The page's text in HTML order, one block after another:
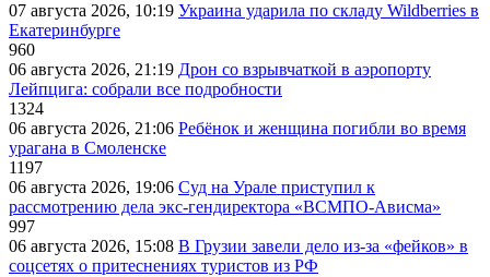
07 августа 2026, 10:19 Украина ударила по складу Wildberries в
Екатеринбурге
960
06 августа 2026, 21:19 Дрон со взрывчаткой в аэропорту
Лейпцига: собрали все подробности
1324
06 августа 2026, 21:06 Ребёнок и женщина погибли во время
урагана в Смоленске
1197
06 августа 2026, 19:06 Суд на Урале приступил к
рассмотрению дела экс-гендиректора «ВСМПО-Ависма»
997
06 августа 2026, 15:08 В Грузии завели дело из-за «фейков» в
соцсетях о притеснениях туристов из РФ